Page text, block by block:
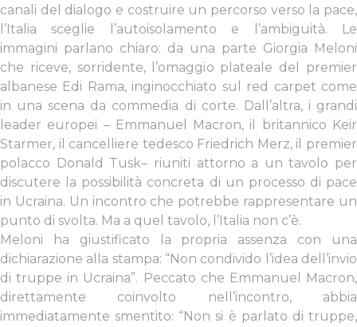
canali del dialogo e costruire un percorso verso la pace,
l’Italia sceglie l’autoisolamento e l’ambiguità. Le
immagini parlano chiaro: da una parte Giorgia Meloni
che riceve, sorridente, l’omaggio plateale del premier
albanese Edi Rama, inginocchiato sul red carpet come
in una scena da commedia di corte. Dall’altra, i grandi
leader europei – Emmanuel Macron, il britannico Keir
Starmer, il cancelliere tedesco Friedrich Merz, il premier
polacco Donald Tusk– riuniti attorno a un tavolo per
discutere la possibilità concreta di un processo di pace
in Ucraina. Un incontro che potrebbe rappresentare un
punto di svolta. Ma a quel tavolo, l’Italia non c’è.
Meloni ha giustificato la propria assenza con una
dichiarazione alla stampa: “Non condivido l’idea dell’invio
di truppe in Ucraina”. Peccato che Emmanuel Macron,
direttamente coinvolto nell’incontro, abbia
immediatamente smentito: “Non si è parlato di truppe,